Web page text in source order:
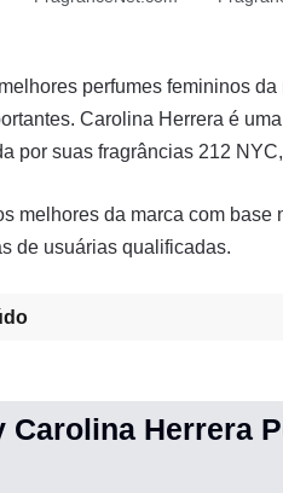
perfumes femininos
Carolina Herrera é
por suas fragrâncias 212
melhores da marca com
de usuárias qualificadas.
Carolina Herrera